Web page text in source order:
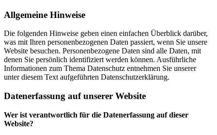
Allgemeine Hinweise
Die folgenden Hinweise geben einen einfachen Überblick darüber,
was mit Ihren personenbezogenen Daten passiert, wenn Sie unsere
Website besuchen. Personenbezogene Daten sind alle Daten, mit
denen Sie persönlich identifiziert werden können. Ausführliche
Informationen zum Thema Datenschutz entnehmen Sie unserer
unter diesem Text aufgeführten Datenschutzerklärung.
Datenerfassung auf unserer Website
Wer ist verantwortlich für die Datenerfassung auf dieser
Website?